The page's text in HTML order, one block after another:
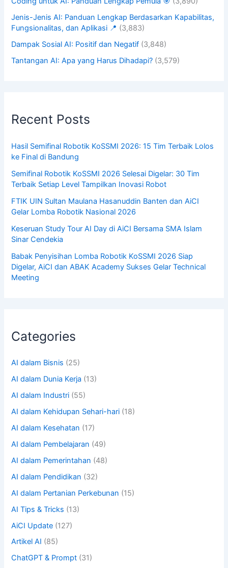
Jenis-Jenis AI: Panduan Lengkap Berdasarkan Kapabilitas,
Fungsionalitas, dan Aplikasi 📍 (3,883)
Dampak Sosial AI: Positif dan Negatif (3,848)
Tantangan AI: Apa yang Harus Dihadapi? (3,579)
Recent Posts
Hasil Semifinal Robotik KoSSMI 2026: 15 Tim Terbaik Lolos
ke Final di Bandung
Semifinal Robotik KoSSMI 2026 Selesai Digelar: 30 Tim
Terbaik Setiap Level Tampilkan Inovasi Robot
FTIK UIN Sultan Maulana Hasanuddin Banten dan AiCI
Gelar Lomba Robotik Nasional 2026
Keseruan Study Tour AI Day di AiCI Bersama SMA Islam
Sinar Cendekia
Babak Penyisihan Lomba Robotik KoSSMI 2026 Siap
Digelar, AiCI dan ABAK Academy Sukses Gelar Technical
Meeting
Categories
AI dalam Bisnis (25)
AI dalam Dunia Kerja (13)
AI dalam Industri (55)
AI dalam Kehidupan Sehari-hari (18)
AI dalam Kesehatan (17)
AI dalam Pembelajaran (49)
AI dalam Pemerintahan (48)
AI dalam Pendidikan (32)
AI dalam Pertanian Perkebunan (15)
AI Tips & Tricks (13)
AiCI Update (127)
Artikel AI (85)
ChatGPT & Prompt (31)